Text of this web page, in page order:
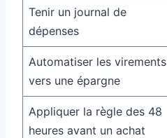
Tenir un journal de
dépenses
Automatiser les virements
vers une épargne
Appliquer la règle des 48
heures avant un achat